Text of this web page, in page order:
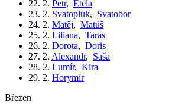
22. 2. Petr, Etela
23. 2. Svatopluk, Svatobor
24. 2. Matěj, Matúš
25. 2. Liliana, Taras
26. 2. Dorota, Doris
27. 2. Alexandr, Saša
28. 2. Lumír, Kira
29. 2. Horymír
březen